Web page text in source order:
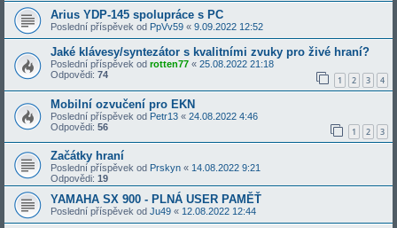
Arius YDP-145 spolupráce s PC
Poslední příspěvek od PpVv59 « 9.09.2022 12:52
Jaké klávesy/syntezátor s kvalitními zvuky pro živé hraní?
Poslední příspěvek od rotten77 « 25.08.2022 21:18
Odpovědi: 74 1 2 3 4
Mobilní ozvučení pro EKN
Poslední příspěvek od Petr13 « 24.08.2022 4:46
Odpovědi: 56 1 2 3
Začátky hraní
Poslední příspěvek od Prskyn « 14.08.2022 9:21
Odpovědi: 19
YAMAHA SX 900 - PLNÁ USER PAMĚŤ
Poslední příspěvek od Ju49 « 12.08.2022 12:44